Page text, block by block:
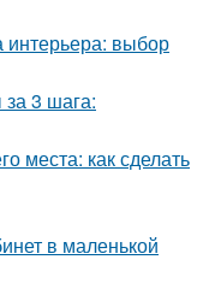
интерьера: выбор
3 шага:
места: как сделать
в маленькой